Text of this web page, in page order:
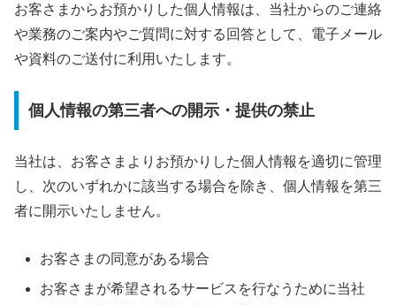
お客さまからお預かりした個人情報は、当社からのご連絡
や業務のご案内やご質問に対する回答として、電子メール
や資料のご送付に利用いたします。
個人情報の第三者への開示・提供の禁止
当社は、お客さまよりお預かりした個人情報を適切に管理
し、次のいずれかに該当する場合を除き、個人情報を第三
者に開示いたしません。
お客さまの同意がある場合
お客さまが希望されるサービスを行なうために当社